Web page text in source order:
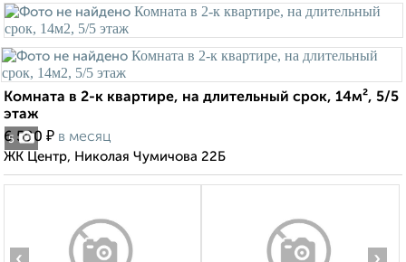
5
Комната в 2-к квартире, на длительный срок, 14м², 5/5
этаж
6 500 ₽ в месяц
ЖК Центр, Николая Чумичова 22Б